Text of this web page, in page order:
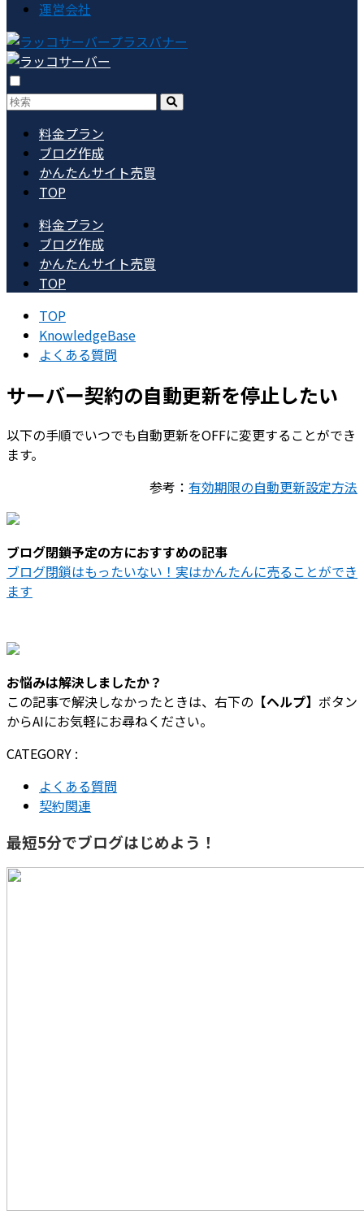
運営会社
料金プラン
ブログ作成
かんたんサイト売買
TOP
料金プラン
ブログ作成
かんたんサイト売買
TOP
TOP
KnowledgeBase
よくある質問
サーバー契約の自動更新を停止したい
以下の手順でいつでも自動更新をOFFに変更することができ
ます。
参考： 有効期限の自動更新設定方法
ブログ閉鎖予定の方におすすめの記事
ブログ閉鎖はもったいない！実はかんたんに売ることができ
ます
お悩みは解決しましたか？
この記事で解決しなかったときは、右下の 【ヘルプ】 ボタン
からAIにお気軽にお尋ねください。
CATEGORY :
よくある質問
契約関連
最短5分でブログはじめよう！